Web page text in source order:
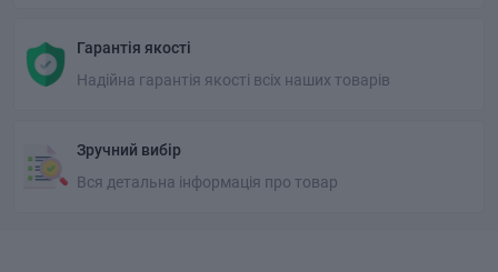
Гарантія якості
Надійна гарантія якості всіх наших товарів
Зручний вибір
Вся детальна інформація про товар